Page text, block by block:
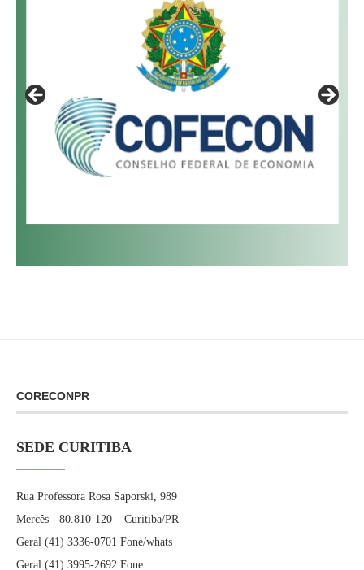
CORECONPR
SEDE CURITIBA
Rua Professora Rosa Saporski, 989
Mercês - 80.810-120 – Curitiba/PR
Geral (41) 3336-0701 Fone/whats
Geral (41) 3995-2692 Fone